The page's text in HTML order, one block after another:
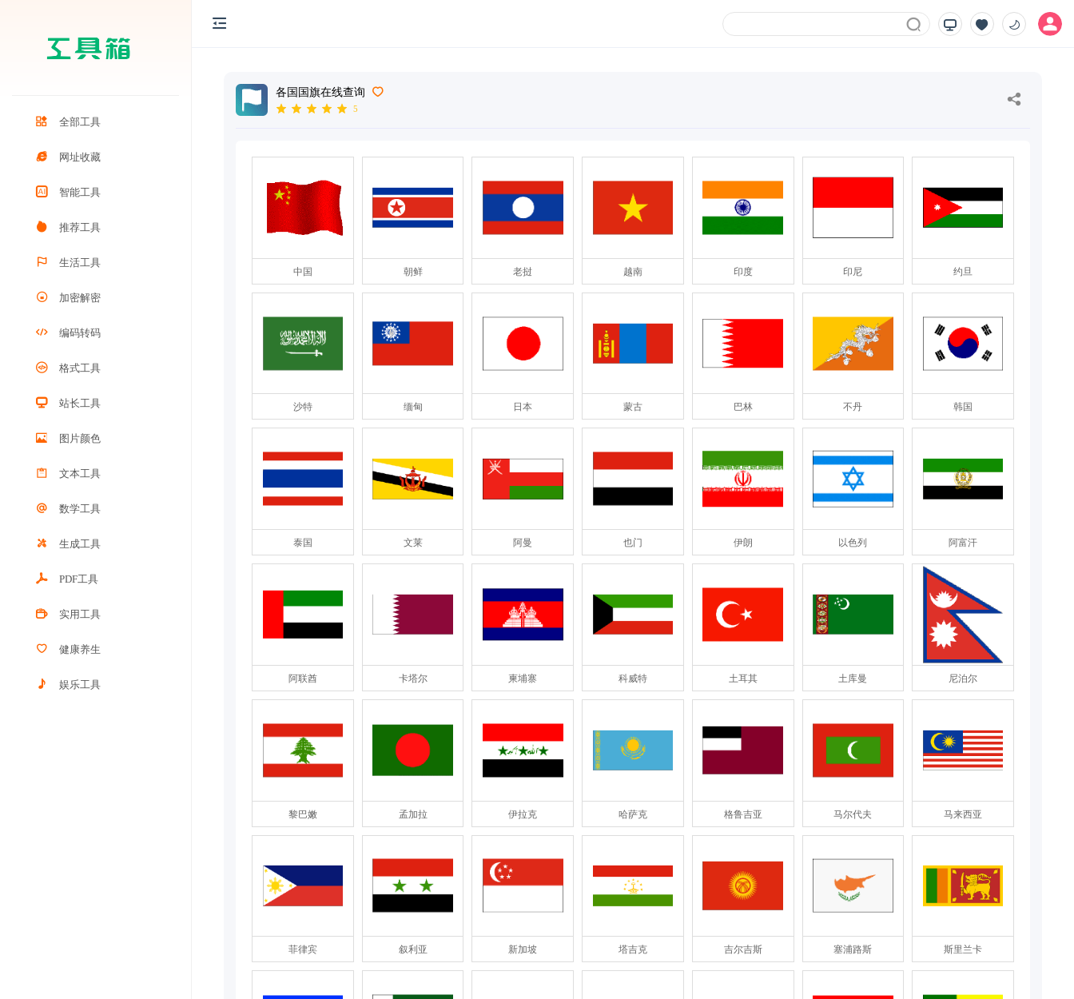
全部工具
网址收藏
智能工具
推荐工具
生活工具
加密解密
编码转码
格式工具
站长工具
图片颜色
文本工具
数学工具
生成工具
PDF工具
实用工具
健康养生
娱乐工具
各国国旗在线查询
5
中国 朝鲜 老挝 越南 印度 印尼 约旦
沙特 缅甸 日本 蒙古 巴林 不丹 韩国
泰国 文莱 阿曼 也门 伊朗 以色列 阿富汗
阿联酋 卡塔尔 柬埔寨 科威特 土耳其 土库曼 尼泊尔
黎巴嫩 孟加拉 伊拉克 哈萨克 格鲁吉亚 马尔代夫 马来西亚
菲律宾 叙利亚 新加坡 塔吉克 吉尔吉斯 塞浦路斯 斯里兰卡